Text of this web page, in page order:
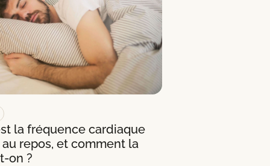
la fréquence cardiaque
repos, et comment la
on ?